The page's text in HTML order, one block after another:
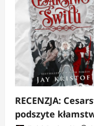
RECENZJA:
podszyte